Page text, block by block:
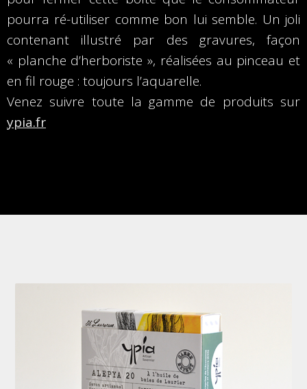
pourra ré-utiliser comme bon lui semble. Un joli
contenant illustré par des gravures, façon
« planche d’herboriste », réalisées au pinceau et
en fil rouge : toujours l’aquarelle.
Venez suivre toute la gamme de produits sur
ypia.fr